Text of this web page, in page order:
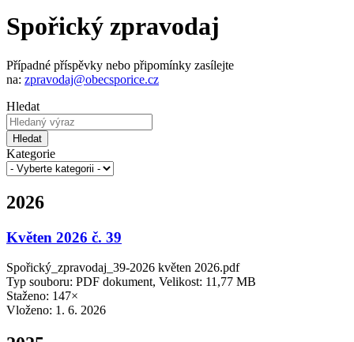
Spořický zpravodaj
Případné příspěvky nebo připomínky zasílejte
na: zpravodaj@obecsporice.cz
Hledat
Hledat
Kategorie
2026
Květen 2026 č. 39
Spořický_zpravodaj_39-2026 květen 2026.pdf
Typ souboru: PDF dokument, Velikost: 11,77 MB
Staženo: 147×
Vloženo: 1. 6. 2026